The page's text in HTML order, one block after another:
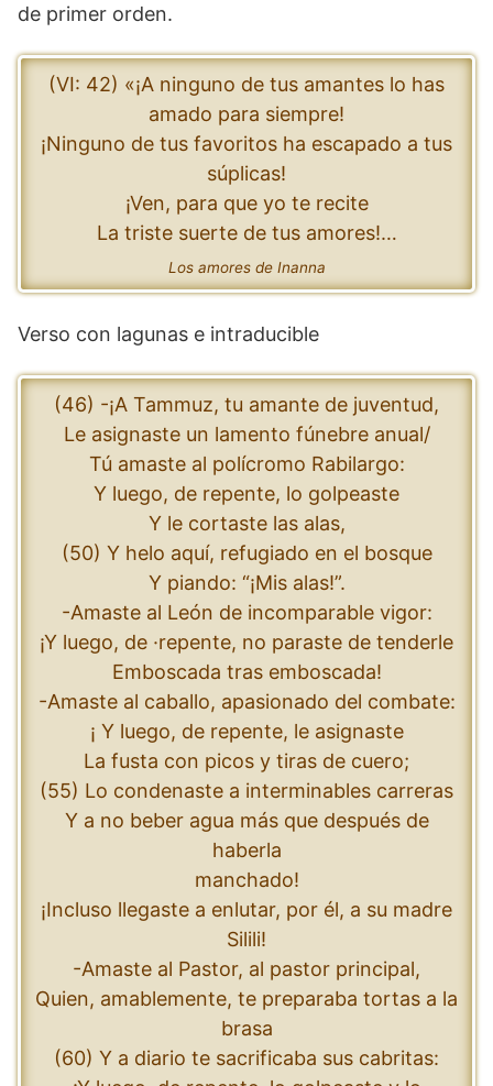
de primer orden.
(VI: 42) «¡A ninguno de tus amantes lo has
amado para siempre!
¡Ninguno de tus favoritos ha escapado a tus
súplicas!
¡Ven, para que yo te recite
La triste suerte de tus amores!…
Los amores de Inanna
Verso con lagunas e intraducible
(46) -¡A Tammuz, tu amante de juventud,
Le asignaste un lamento fúnebre anual/
Tú amaste al polícromo Rabilargo:
Y luego, de repente, lo golpeaste
Y le cortaste las alas,
(50) Y helo aquí, refugiado en el bosque
Y piando: “¡Mis alas!”.
-Amaste al León de incomparable vigor:
¡Y luego, de ·repente, no paraste de tenderle
Emboscada tras emboscada!
-Amaste al caballo, apasionado del combate:
¡ Y luego, de repente, le asignaste
La fusta con picos y tiras de cuero;
(55) Lo condenaste a interminables carreras
Y a no beber agua más que después de
haberla
manchado!
¡Incluso llegaste a enlutar, por él, a su madre
Silili!
-Amaste al Pastor, al pastor principal,
Quien, amablemente, te preparaba tortas a la
brasa
(60) Y a diario te sacrificaba sus cabritas: